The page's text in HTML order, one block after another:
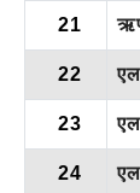
21
22
23
24